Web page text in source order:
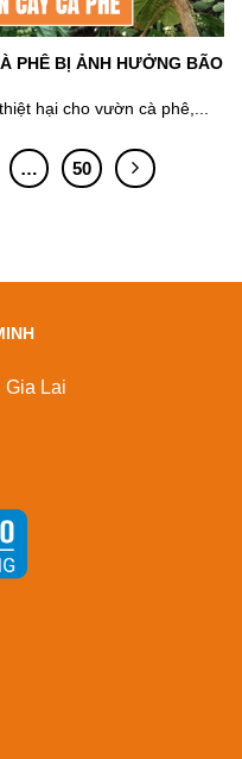
PHÊ BỊ ẢNH HƯỞNG BÃO
hại cho vườn cà phê,...
… 50
Gia Lai